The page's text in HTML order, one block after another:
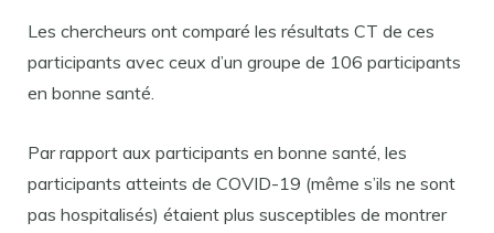
Les chercheurs ont comparé les résultats CT de ces
participants avec ceux d’un groupe de 106 participants
en bonne santé.
Par rapport aux participants en bonne santé, les
participants atteints de COVID-19 (même s’ils ne sont
pas hospitalisés) étaient plus susceptibles de montrer